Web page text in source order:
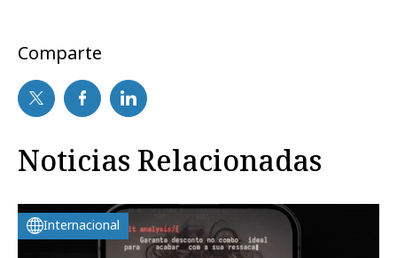
Comparte
Noticias Relacionadas
Internacional